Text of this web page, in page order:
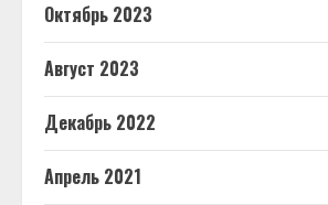
Октябрь 2023
Август 2023
Декабрь 2022
Апрель 2021